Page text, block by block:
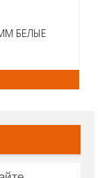
БЕЛЫЕ